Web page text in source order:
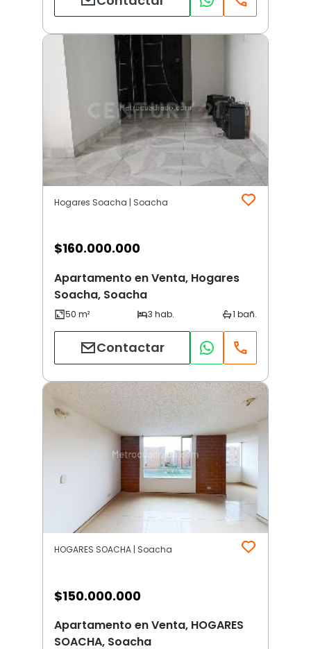
Hogares Soacha | Soacha
$160.000.000
Apartamento en Venta, Hogares
Soacha, Soacha
Contactar
HOGARES SOACHA | Soacha
$150.000.000
Apartamento en Venta, HOGARES
SOACHA, Soacha